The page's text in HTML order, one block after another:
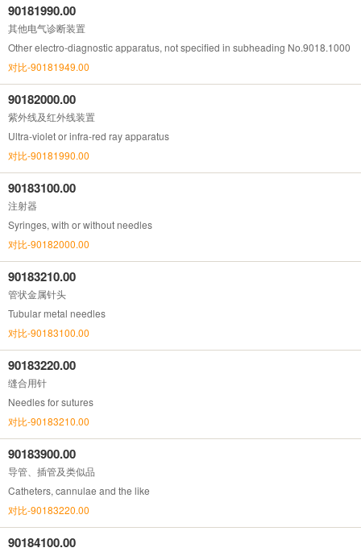
90181990.00
其他电气诊断装置
Other electro-diagnostic apparatus, not specified in subheading No.9018.1000
对比-90181949.00
90182000.00
紫外线及红外线装置
Ultra-violet or infra-red ray apparatus
对比-90181990.00
90183100.00
注射器
Syringes, with or without needles
对比-90182000.00
90183210.00
管状金属针头
Tubular metal needles
对比-90183100.00
90183220.00
缝合用针
Needles for sutures
对比-90183210.00
90183900.00
导管、插管及类似品
Catheters, cannulae and the like
对比-90183220.00
90184100.00